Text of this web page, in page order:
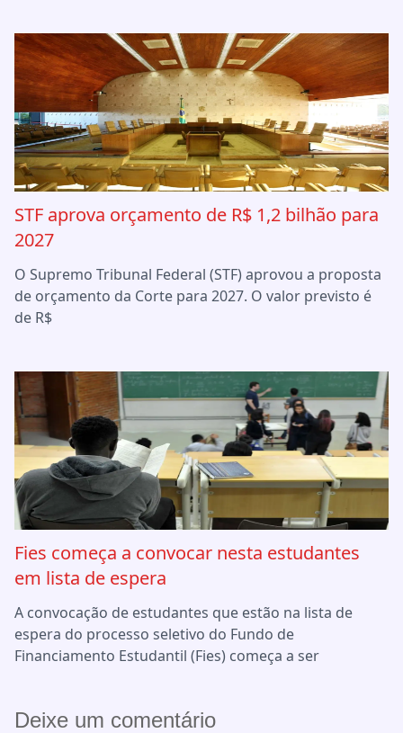
STF aprova orçamento de R$ 1,2 bilhão para
2027
O Supremo Tribunal Federal (STF) aprovou a proposta
de orçamento da Corte para 2027. O valor previsto é
de R$
Fies começa a convocar nesta estudantes
em lista de espera
A convocação de estudantes que estão na lista de
espera do processo seletivo do Fundo de
Financiamento Estudantil (Fies) começa a ser
Deixe um comentário